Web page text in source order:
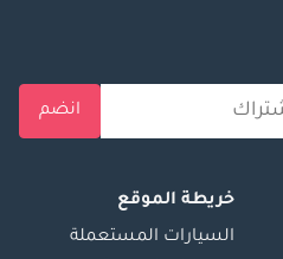
انضم
خريطة الموقع
السيارات المستعملة